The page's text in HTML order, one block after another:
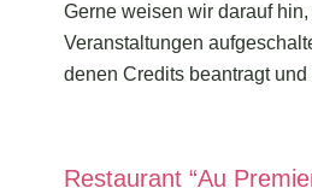
Gerne weisen wir darauf
Veranstaltungen
denen Credits beantragt
Restaurant “Au